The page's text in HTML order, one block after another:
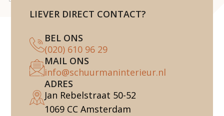
LIEVER DIRECT CONTACT?
BEL ONS
(020) 610 96 29
MAIL ONS
info@schuurmaninterieur.nl
ADRES
Jan Rebelstraat 50-52
1069 CC Amsterdam